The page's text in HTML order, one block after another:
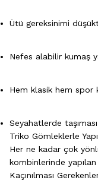
Ütü gereksinimi
Nefes alabilir kumaş
Hem klasik hem spor
Seyahatlerde taşıması
Triko Gömleklerle
Her ne kadar çok
kombinlerinde yapılan
Kaçınılması